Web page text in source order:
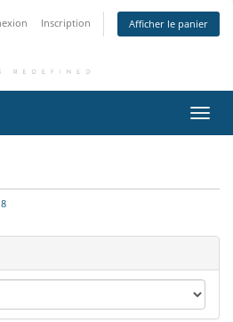
Inscription Afficher le panier
la